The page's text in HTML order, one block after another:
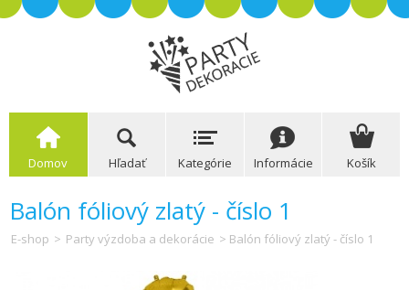
Domov Hľadať Kategórie Informácie Košík
Balón fóliový zlatý - číslo 1
E-shop > Party výzdoba a dekorácie > Balón fóliový zlatý - číslo 1